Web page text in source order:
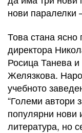
нови паралелки
Това стана
директора
Росица Танева и
Желязкова.
учебното
“Големи автори
популярни нови
литература, но